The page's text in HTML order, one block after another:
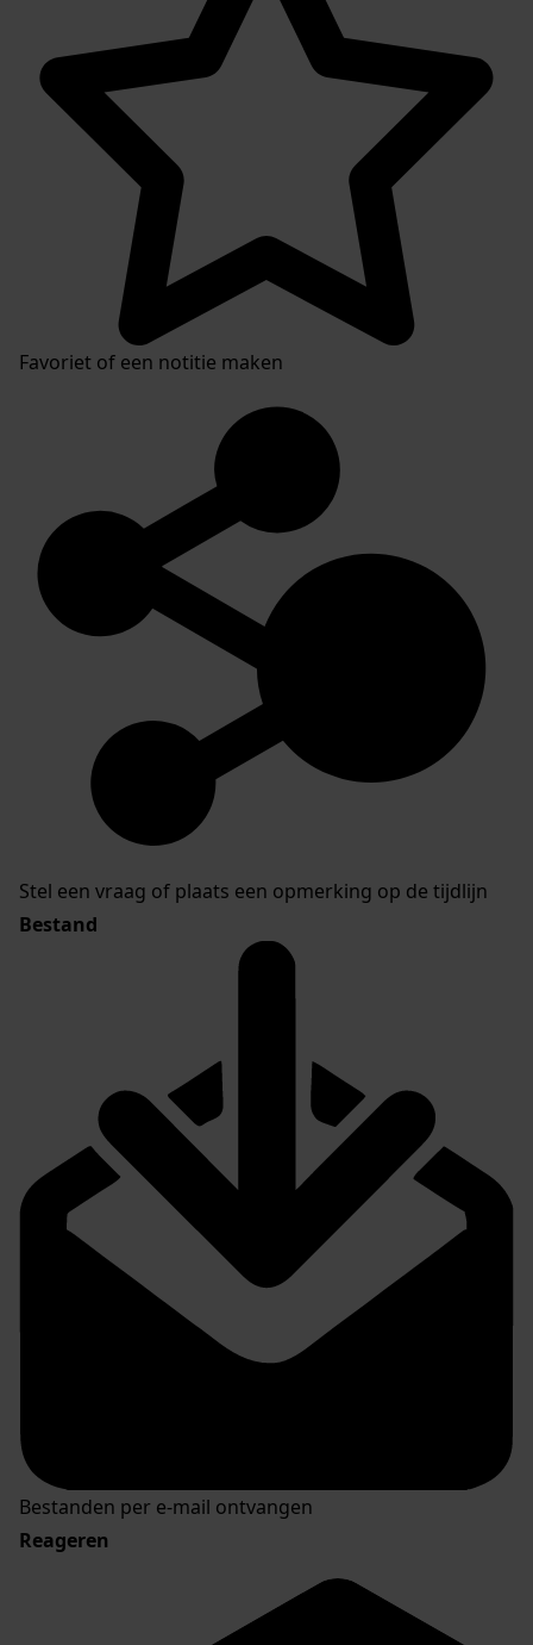
Favoriet of een notitie maken
Stel een vraag of plaats een opmerking op de tijdlijn
Bestand
Bestanden per e-mail ontvangen
Reageren